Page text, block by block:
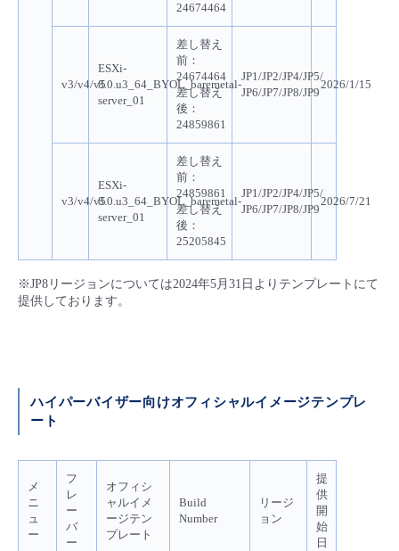
24674464
v3/v4/v5
ESXi-
8.0.u3_64_BYOL_baremetal-
server_01
差し替え
前：
24674464
差し替え
後：
24859861
JP1/JP2/JP4/JP5/
JP6/JP7/JP8/JP9
2026/1/15
v3/v4/v5
ESXi-
8.0.u3_64_BYOL_baremetal-
server_01
差し替え
前：
24859861
差し替え
後：
25205845
JP1/JP2/JP4/JP5/
JP6/JP7/JP8/JP9
2026/7/21
※JP8リージョンについては2024年5月31日よりテンプレートにて
提供しております。
ハイパーバイザー向けオフィシャルイメージテンプレ
ート
メ
ニ
ュ
ー
フ
レ
ー
バ
ー
オフィシ
ャルイメ
ージテン
プレート
Build
Number
リージ
ョン
提
供
開
始
日